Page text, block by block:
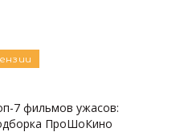
7 фильмов ужасов:
ПроШоКино